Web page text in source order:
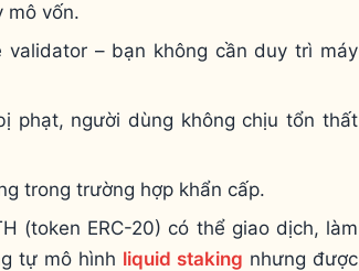
mô vốn.
validator – bạn không cần duy trì máy
phạt, người dùng không chịu tổn thất
trong trường hợp khẩn cấp.
(token ERC-20) có thể giao dịch, làm
tự mô hình liquid staking nhưng được